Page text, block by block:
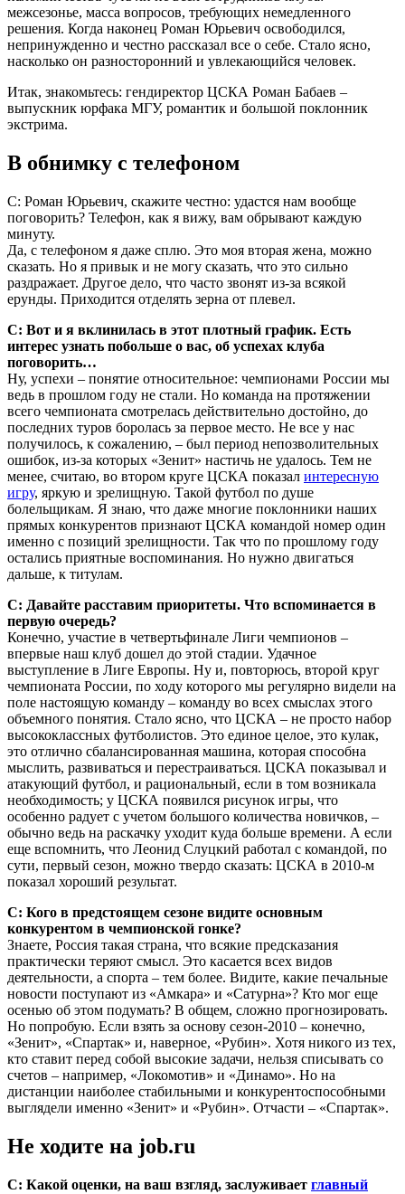
межсезонье, масса вопросов, требующих немедленного
решения. Когда наконец Роман Юрьевич освободился,
непринужденно и честно рассказал все о себе. Стало ясно,
насколько он разносторонний и увлекающийся человек.
Итак, знакомьтесь: гендиректор ЦСКА Роман Бабаев –
выпускник юрфака МГУ, романтик и большой поклонник
экстрима.
В обнимку с телефоном
С: Роман Юрьевич, скажите честно: удастся нам вообще
поговорить? Телефон, как я вижу, вам обрывают каждую
минуту.
Да, с телефоном я даже сплю. Это моя вторая жена, можно
сказать. Но я привык и не могу сказать, что это сильно
раздражает. Другое дело, что часто звонят из-за всякой
ерунды. Приходится отделять зерна от плевел.
С: Вот и я вклинилась в этот плотный график. Есть
интерес узнать побольше о вас, об успехах клуба
поговорить…
Ну, успехи – понятие относительное: чемпионами России мы
ведь в прошлом году не стали. Но команда на протяжении
всего чемпионата смотрелась действительно достойно, до
последних туров боролась за первое место. Не все у нас
получилось, к сожалению, – был период непозволительных
ошибок, из-за которых «Зенит» настичь не удалось. Тем не
менее, считаю, во втором круге ЦСКА показал интересную
игру, яркую и зрелищную. Такой футбол по душе
болельщикам. Я знаю, что даже многие поклонники наших
прямых конкурентов признают ЦСКА командой номер один
именно с позиций зрелищности. Так что по прошлому году
остались приятные воспоминания. Но нужно двигаться
дальше, к титулам.
С: Давайте расставим приоритеты. Что вспоминается в
первую очередь?
Конечно, участие в четвертьфинале Лиги чемпионов –
впервые наш клуб дошел до этой стадии. Удачное
выступление в Лиге Европы. Ну и, повторюсь, второй круг
чемпионата России, по ходу которого мы регулярно видели на
поле настоящую команду – команду во всех смыслах этого
объемного понятия. Стало ясно, что ЦСКА – не просто набор
высококлассных футболистов. Это единое целое, это кулак,
это отлично сбалансированная машина, которая способна
мыслить, развиваться и перестраиваться. ЦСКА показывал и
атакующий футбол, и рациональный, если в том возникала
необходимость; у ЦСКА появился рисунок игры, что
особенно радует с учетом большого количества новичков, –
обычно ведь на раскачку уходит куда больше времени. А если
еще вспомнить, что Леонид Слуцкий работал с командой, по
сути, первый сезон, можно твердо сказать: ЦСКА в 2010-м
показал хороший результат.
С: Кого в предстоящем сезоне видите основным
конкурентом в чемпионской гонке?
Знаете, Россия такая страна, что всякие предсказания
практически теряют смысл. Это касается всех видов
деятельности, а спорта – тем более. Видите, какие печальные
новости поступают из «Амкара» и «Сатурна»? Кто мог еще
осенью об этом подумать? В общем, сложно прогнозировать.
Но попробую. Если взять за основу сезон-2010 – конечно,
«Зенит», «Спартак» и, наверное, «Рубин». Хотя никого из тех,
кто ставит перед собой высокие задачи, нельзя списывать со
счетов – например, «Локомотив» и «Динамо». Но на
дистанции наиболее стабильными и конкурентоспособными
выглядели именно «Зенит» и «Рубин». Отчасти – «Спартак».
Не ходите на job.ru
С: Какой оценки, на ваш взгляд, заслуживает главный